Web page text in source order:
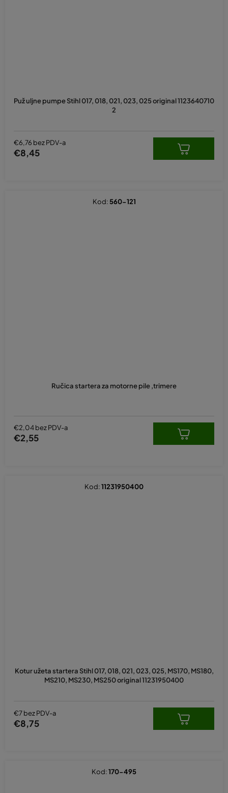
Puž uljne pumpe Stihl 017, 018, 021, 023, 025 original 1123640710
2
€6,76 bez PDV-a
€8,45
Ručica startera za motorne pile ,trimere
€2,04 bez PDV-a
€2,55
Kod: 560-121
Kotur užeta startera Stihl 017, 018, 021, 023, 025, MS170, MS180,
MS210, MS230, MS250 original 11231950400
€7 bez PDV-a
€8,75
Kod:11231950400
Kod:170-495